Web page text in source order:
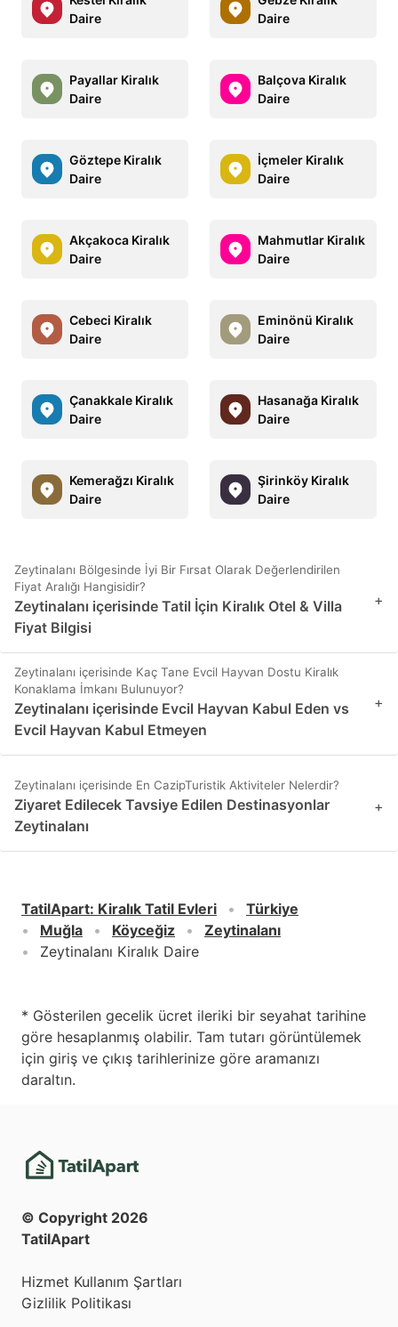
Daire
Daire
Payallar Kiralık
Daire
Balçova Kiralık
Daire
Göztepe Kiralık
Daire
İçmeler Kiralık
Daire
Akçakoca Kiralık
Daire
Mahmutlar Kiralık
Daire
Cebeci Kiralık
Daire
Eminönü Kiralık
Daire
Çanakkale Kiralık
Daire
Hasanağa Kiralık
Daire
Kemerağzı Kiralık
Daire
Şirinköy Kiralık
Daire
Zeytinalanı Bölgesinde İyi Bir Fırsat Olarak Değerlendirilen
Fiyat Aralığı Hangisidir?
Zeytinalanı içerisinde Tatil İçin Kiralık Otel & Villa
Fiyat Bilgisi
+
Zeytinalanı içerisinde Kaç Tane Evcil Hayvan Dostu Kiralık
Konaklama İmkanı Bulunuyor?
Zeytinalanı içerisinde Evcil Hayvan Kabul Eden vs
Evcil Hayvan Kabul Etmeyen
+
Zeytinalanı içerisinde En CazipTuristik Aktiviteler Nelerdir?
Ziyaret Edilecek Tavsiye Edilen Destinasyonlar
Zeytinalanı
+
TatilApart: Kiralık Tatil Evleri
Türkiye
Muğla
Köyceğiz
Zeytinalanı
Zeytinalanı Kiralık Daire
* Gösterilen gecelik ücret ileriki bir seyahat tarihine
göre hesaplanmış olabilir. Tam tutarı görüntülemek
için giriş ve çıkış tarihlerinize göre aramanızı
daraltın.
© Copyright 2026
TatilApart
Hizmet Kullanım Şartları
Gizlilik Politikası